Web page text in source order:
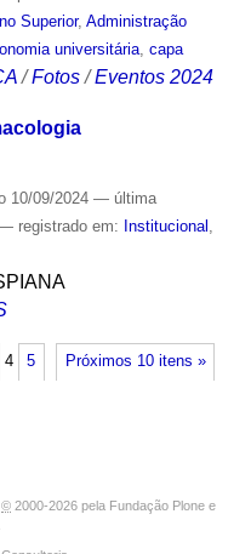
Superior, Administração
universitária, capa
/Fotos /Eventos 2024
10/09/2024 — última
registrado em: Institucional ,
Próximos 10 itens »
4 5
© 2000-2026 pela Fundação Plone e